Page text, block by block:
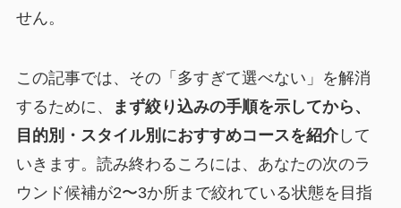
せん。
この記事では、その「多すぎて選べない」を解消
するために、
まず絞り込みの手順を示してから、
目的別・スタイル別におすすめコースを紹介して
いきます。読み終わるころには、あなたの次のラ
ウンド候補が2〜3か所まで絞れている状態を目指